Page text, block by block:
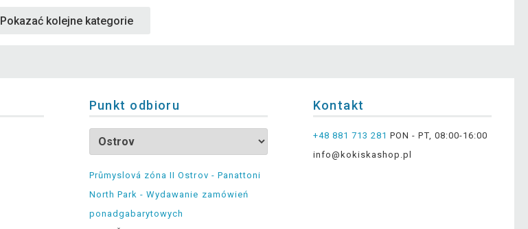
Pokazać kolejne kategorie
Punkt odbioru
Průmyslová zóna II Ostrov - Panattoni
North Park - Wydawanie zamówień
ponadgabarytowych
Kontakt
+48 881 713 281 PON - PT, 08:00-16:00
info@kokiskashop.pl